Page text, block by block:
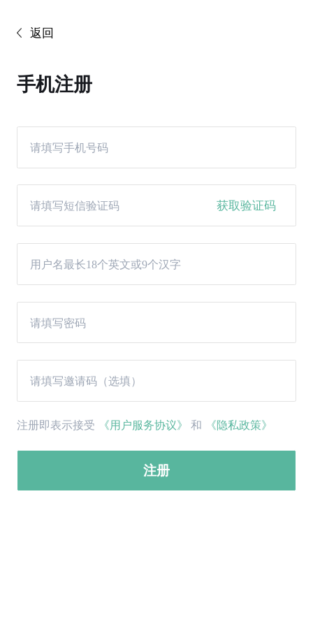
返回
手机注册
获取验证码
注册即表示接受 《用户服务协议》 和 《隐私政策》
注册